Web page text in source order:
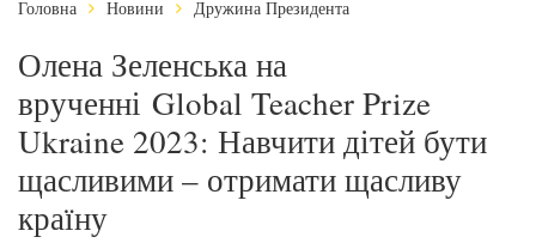
Головна Новини Дружина Президента
Олена Зеленська на
врученні Global Teacher Prize
Ukraine 2023: Навчити дітей бути
щасливими – отримати щасливу
країну